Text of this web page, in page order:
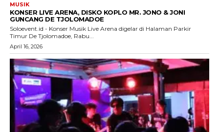
MUSIK
KONSER LIVE ARENA, DISKO KOPLO MR. JONO & JONI
GUNCANG DE TJOLOMADOE
Soloevent.id - Konser Musik Live Arena digelar di Halaman Parkir
Timur De Tjolomadoe, Rabu...
April 16, 2026